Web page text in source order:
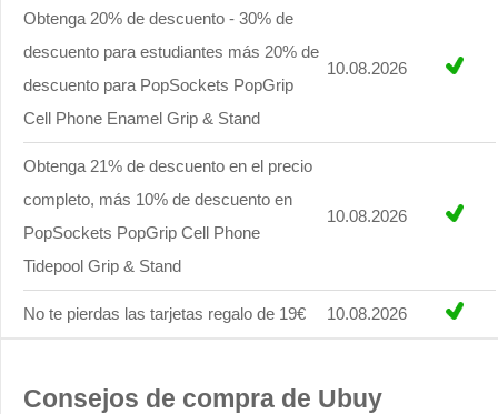
Obtenga 20% de descuento - 30% de
descuento para estudiantes más 20% de
descuento para PopSockets PopGrip
Cell Phone Enamel Grip & Stand
10.08.2026
Obtenga 21% de descuento en el precio
completo, más 10% de descuento en
PopSockets PopGrip Cell Phone
Tidepool Grip & Stand
10.08.2026
No te pierdas las tarjetas regalo de 19€ 10.08.2026
Consejos de compra de Ubuy